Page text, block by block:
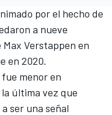
por el hecho de
a nueve
Max Verstappen en
en 2020.
menor en
última vez que
ser una señal